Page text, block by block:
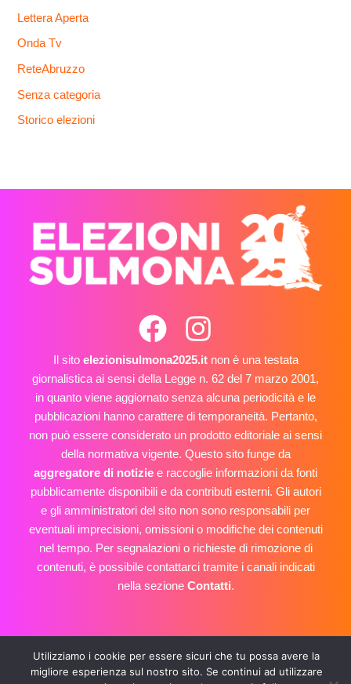
Lettera Aperta
Onda Tv
ReteAbruzzo
Senza categoria
Storico elezioni
Il sito elezionisulmona2025.itnon è una testata
giornalistica ai sensi della Legge n. 62 del 7 marzo 2001,
in quanto viene aggiornato senza alcuna periodicità e le
pubblicazioni hanno carattere di temporaneità. Pertanto,
non può essere considerato un prodotto editoriale ai sensi
della normativa vigente. Questo sito funge da
aggregatore di notizie e raccoglie informazioni da fonti
pubblicamente disponibili e da contributi esterni. Gli autori
e gli amministratori del sito non sono responsabili per
eventuali imprecisioni, omissioni o modifiche dei contenuti
nel tempo. Per segnalazioni o richieste di rimozione di
contenuti, è possibile contattarci tramite i canali indicati
nella sezione Contatti.
privacy policy cookie policy
Utilizziamo i cookie per essere sicuri che tu possa avere la
migliore esperienza sul nostro sito. Se continui ad utilizzare